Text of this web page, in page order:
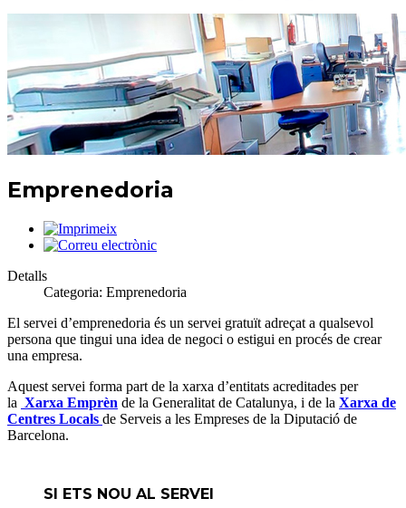
Emprenedoria
Detalls
Categoria: Emprenedoria
El servei d’emprenedoria és un servei gratuït adreçat a qualsevol
persona que tingui una idea de negoci o estigui en procés de crear
una empresa.
Aquest servei forma part de la xarxa d’entitats acreditades per
la Xarxa Emprèn de la Generalitat de Catalunya, i de la Xarxa de
Centres Locals de Serveis a les Empreses de la Diputació de
Barcelona.
SI ETS NOU AL SERVEI